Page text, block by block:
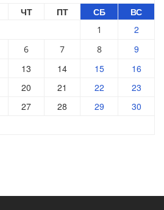
ЧТ ПТ СБ ВС
1 2
6 7 8
9
13 14 15
16
20 21 22
23
27 28 29
30